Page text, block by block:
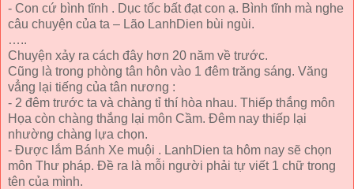
- Con cứ bình tĩnh . Dục tốc bất đạt con ạ. Bình tĩnh mà nghe
câu chuyện của ta – Lão LanhDien bùi ngùi.
…..
Chuyện xảy ra cách đây hơn 20 năm về trước.
Cũng là trong phòng tân hôn vào 1 đêm trăng sáng. Văng
vẳng lại tiếng của tân nương :
- 2 đêm trước ta và chàng tỉ thí hòa nhau. Thiếp thắng môn
Họa còn chàng thắng lại môn Cầm. Đêm nay thiếp lại
nhường chàng lựa chọn.
- Được lắm Bánh Xe muội . LanhDien ta hôm nay sẽ chọn
môn Thư pháp. Đề ra là mỗi người phải tự viết 1 chữ trong
tên của mình.